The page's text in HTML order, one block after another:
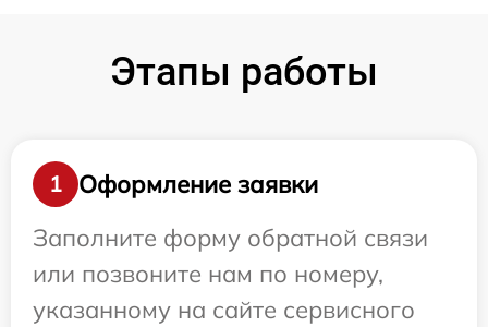
Этапы работы
1
Оформление заявки
Заполните форму обратной связи
или позвоните нам по номеру,
указанному на сайте сервисного